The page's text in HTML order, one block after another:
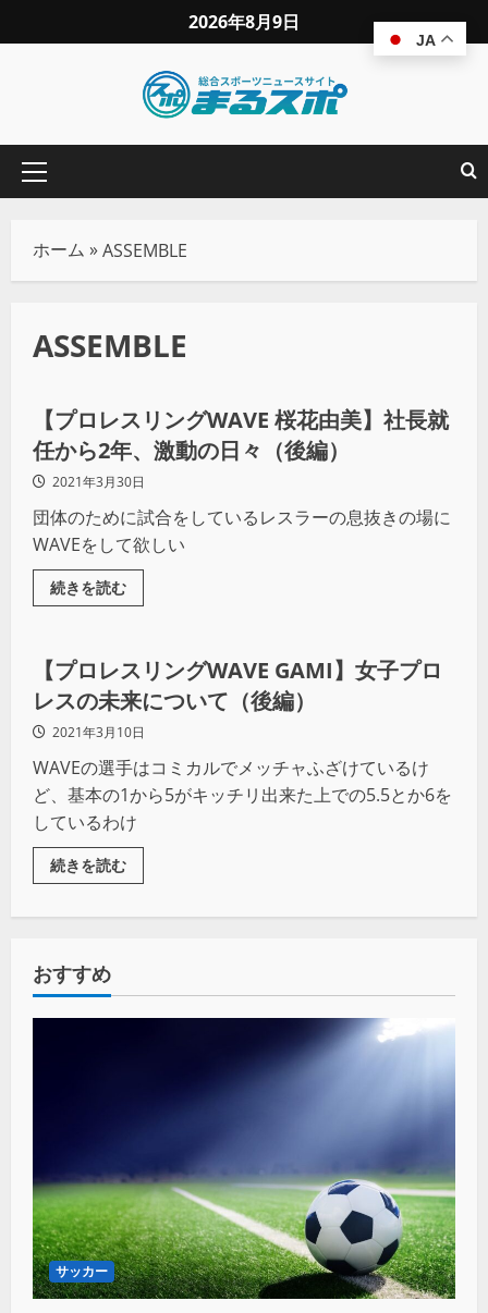
2026年8月9日
ホーム »ASSEMBLE
ASSEMBLE
プロレス
【プロレスリングWAVE 桜花由美】社長就
任から2年、激動の日々（後編）
2021年3月30日
団体のために試合をしているレスラーの息抜きの場に
WAVEをして欲しい
続きを読む
プロレス
【プロレスリングWAVE GAMI】女子プロ
レスの未来について（後編）
2021年3月10日
WAVEの選手はコミカルでメッチャふざけているけ
ど、基本の1から5がキッチリ出来た上での5.5とか6を
しているわけ
続きを読む
おすすめ
サッカー
JA